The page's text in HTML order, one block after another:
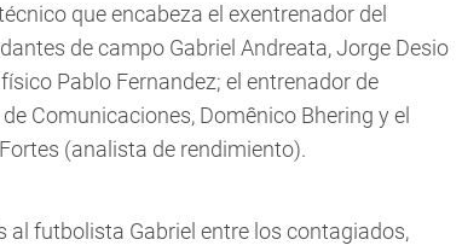
que encabeza el exentrenador del
de campo Gabriel Andreata, Jorge Desio
Pablo Fernandez; el entrenador de
Comunicaciones, Domênico Bhering y el
(analista de rendimiento).
al futbolista Gabriel entre los contagiados,